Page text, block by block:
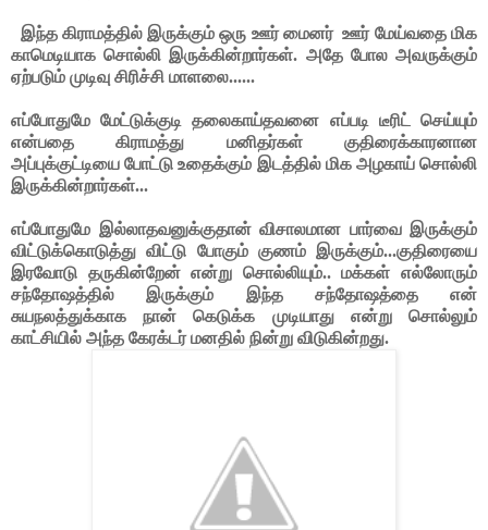
இந்த கிராமத்தில் இருக்கும் ஒரு ஊர் மைனர் ஊர் மேய்வதை மிக
காமெடியாக சொல்லி இருக்கின்றார்கள். அதே போல அவருக்கும்
ஏற்படும் முடிவு சிரிச்சி மாளலை......
எப்போதுமே மேட்டுக்குடி தலைகாய்தவனை எப்படி டீரிட் செய்யும்
என்பதை கிராமத்து மனிதர்கள் குதிரைக்காரனான
அப்புக்குட்டியை போட்டு உதைக்கும் இடத்தில் மிக அழகாய் சொல்லி
இருக்கின்றார்கள்...
எப்போதுமே இல்லாதவனுக்குதான் விசாலமான பார்வை இருக்கும்
விட்டுக்கொடுத்து விட்டு போகும் குணம் இருக்கும்...குதிரையை
இரவோடு தருகின்றேன் என்று சொல்லியும்.. மக்கள் எல்லோரும்
சந்தோஷத்தில் இருக்கும் இந்த சந்தோஷத்தை என்
சுயநலத்துக்காக நான் கெடுக்க முடியாது என்று சொல்லும்
காட்சியில் அந்த கேரக்டர் மனதில் நின்று விடுகின்றது.